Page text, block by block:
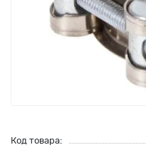
Код товара: